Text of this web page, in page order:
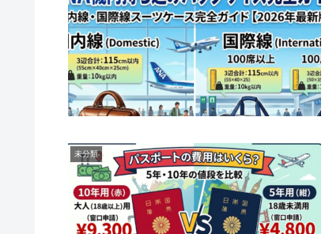
未分類